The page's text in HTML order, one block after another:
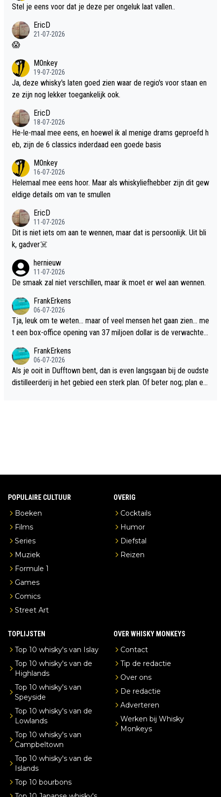
Stel je eens voor dat je deze per ongeluk laat vallen..
EricD
21-07-2026
😱
M0nkey
19-07-2026
Ja, deze whisky's laten goed zien waar de regio's voor staan en
ze zijn nog lekker toegankelijk ook.
EricD
18-07-2026
He-le-maal mee eens, en hoewel ik al menige drams geproefd h
eb, zijn de 6 classics inderdaad een goede basis
M0nkey
16-07-2026
Helemaal mee eens hoor. Maar als whiskyliefhebber zijn dit gew
eldige details om van te smullen
EricD
11-07-2026
Dit is niet iets om aan te wennen, maar dat is persoonlijk. Uit bli
k, gadver☠️
hernieuw
11-07-2026
De smaak zal niet verschillen, maar ik moet er wel aan wennen.
FrankErkens
06-07-2026
Tja, leuk om te weten... maar of veel mensen het gaan zien... me
t een box-office opening van 37 miljoen dollar is de verwachte
FrankErkens
06-07-2026
Als je ooit in Dufftown bent, dan is even langsgaan bij de oudste
distilleerderij in het gebied een sterk plan. Of beter nog; plan ee
POPULAIRE CULTUUR
Boeken
Films
Series
Muziek
Formule 1
Games
Comics
Street Art
OVERIG
Cocktails
Humor
Diefstal
Reizen
TOPLIJSTEN
Top 10 whisky's van Islay
Top 10 whisky's van de
Highlands
Top 10 whisky's van
Speyside
Top 10 whisky's van de
Lowlands
Top 10 whisky's van
Campbeltown
Top 10 whisky's van de
Islands
Top 10 bourbons
OVER WHISKY MONKEYS
Contact
Tip de redactie
Over ons
De redactie
Adverteren
Werken bij Whisky
Monkeys